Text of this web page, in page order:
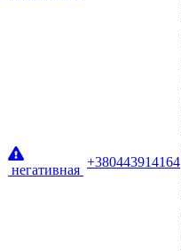
негативная
+380443914164